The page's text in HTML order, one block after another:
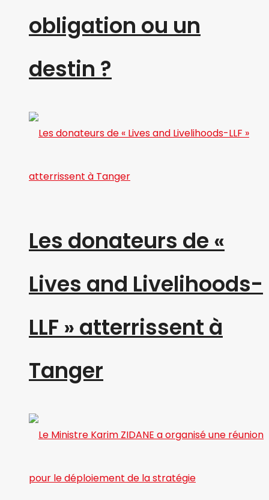
obligation ou un
destin ?
Les donateurs de «
Lives and Livelihoods-
LLF » atterrissent à
Tanger